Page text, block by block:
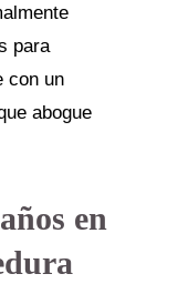
para
con un
abogue
en